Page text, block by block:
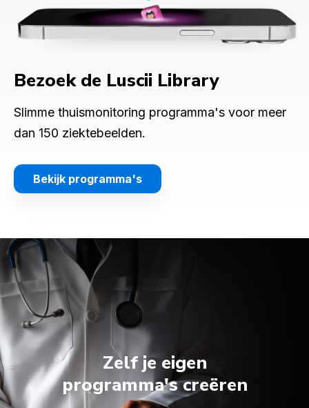
Bezoek de Luscii Library
Slimme thuismonitoring programma's voor meer
dan 150 ziektebeelden.
Bekijk programma's
Zelf je eigen
programma'screëren